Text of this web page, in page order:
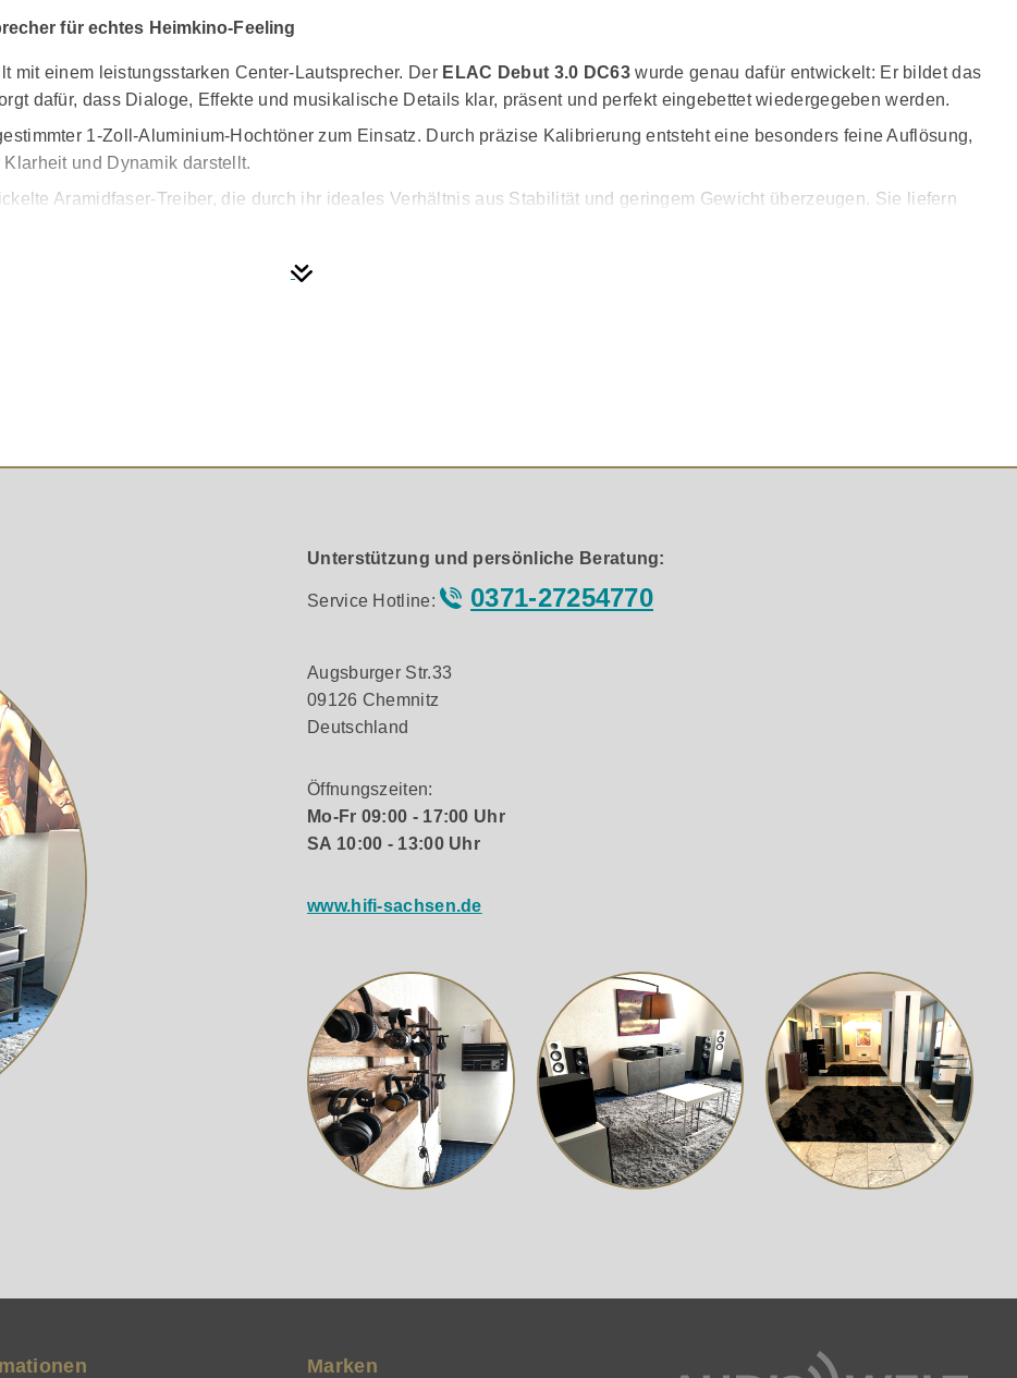
für echtes Heimkino-Feeling
mit einem leistungsstarken Center-Lautsprecher. Der ELAC Debut 3.0 DC63wurde genau dafür entwickelt: Er bildet das
dafür, dass Dialoge, Effekte und musikalische Details klar, präsent und perfekt eingebettet wiedergegeben werden.
1-Zoll-Aluminium-Hochtöner zum Einsatz. Durch präzise Kalibrierung entsteht eine besonders feine Auflösung,
und Dynamik darstellt.
Aramidfaser-Treiber, die durch ihr ideales Verhältnis aus Stabilität und geringem Gewicht überzeugen. Sie liefern
ist die geschlossene Gehäusekonstruktion. Das versiegelte Design verhindert störende Portgeräusche und ermöglicht
Unterstützung und persönliche Beratung:
Service Hotline: 0371-27254770
Augsburger Str.33
09126 Chemnitz
Deutschland
Öffnungszeiten:
Mo-Fr 09:00 - 17:00 Uhr
SA 10:00 - 13:00 Uhr
www.hifi-sachsen.de
Marken